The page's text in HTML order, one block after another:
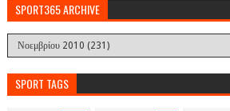
SPORT365 ARCHIVE
SPORT TAGS